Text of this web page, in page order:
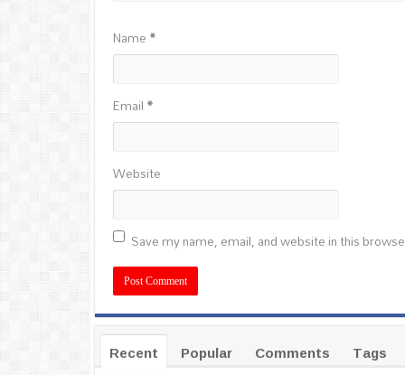
Name*
Email*
Website
Save my name, email, and website in this
Recent Popular Comments
Tags